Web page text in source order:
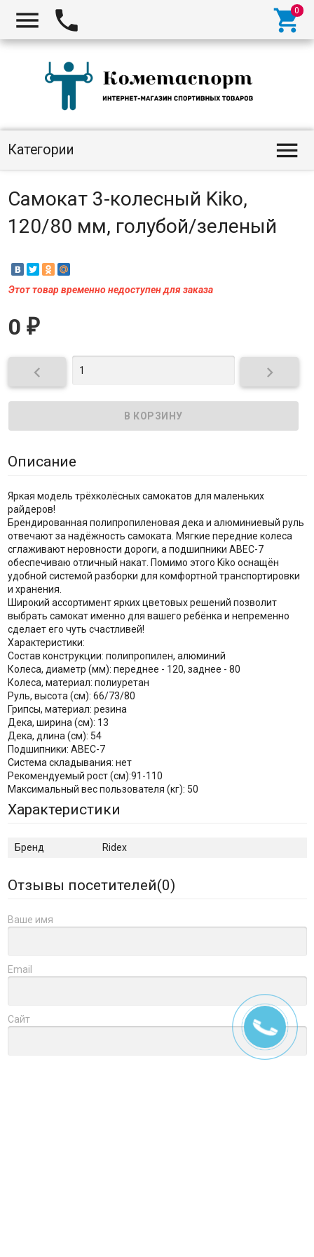
  
Категории 
Самокат 3-колесный Kiko,
120/80 мм, голубой/зеленый
Этот товар временно недоступен для заказа
0 ₽
 
Описание
Яркая модель трёхколёсных самокатов для маленьких
райдеров!
Брендированная полипропиленовая дека и алюминиевый руль
отвечают за надёжность самоката. Мягкие передние колеса
сглаживают неровности дороги, а подшипники ABEC-7
обеспечиваю отличный накат. Помимо этого Kiko оснащён
удобной системой разборки для комфортной транспортировки
и хранения.
Широкий ассортимент ярких цветовых решений позволит
выбрать самокат именно для вашего ребёнка и непременно
сделает его чуть счастливей!
Характеристики:
Состав конструкции: полипропилен, алюминий
Колеса, диаметр (мм): переднее - 120, заднее - 80
Колеса, материал: полиуретан
Руль, высота (см): 66/73/80
Грипсы, материал: резина
Дека, ширина (см): 13
Дека, длина (см): 54
Подшипники: АВЕС-7
Система складывания: нет
Рекомендуемый рост (см):91-110
Максимальный вес пользователя (кг): 50
Характеристики
Бренд Ridex
Отзывы посетителей(0)
Ваше имя
Email
Сайт